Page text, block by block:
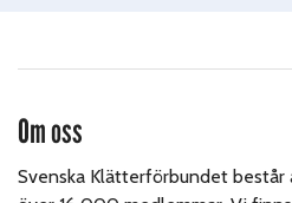
Om oss
Svenska Klätterförbundet